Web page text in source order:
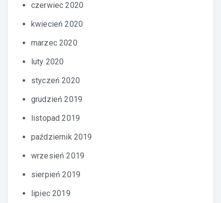
czerwiec 2020
kwiecień 2020
marzec 2020
luty 2020
styczeń 2020
grudzień 2019
listopad 2019
październik 2019
wrzesień 2019
sierpień 2019
lipiec 2019